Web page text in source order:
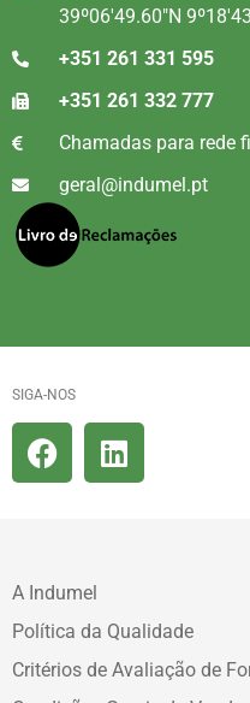
39º06'49.60"N
+351 261 331 595
+351 261 332 777
Chamadas para rede
geral@indumel.pt
SIGA-NOS
A Indumel
Política da Qualidade
Critérios de Avaliação de